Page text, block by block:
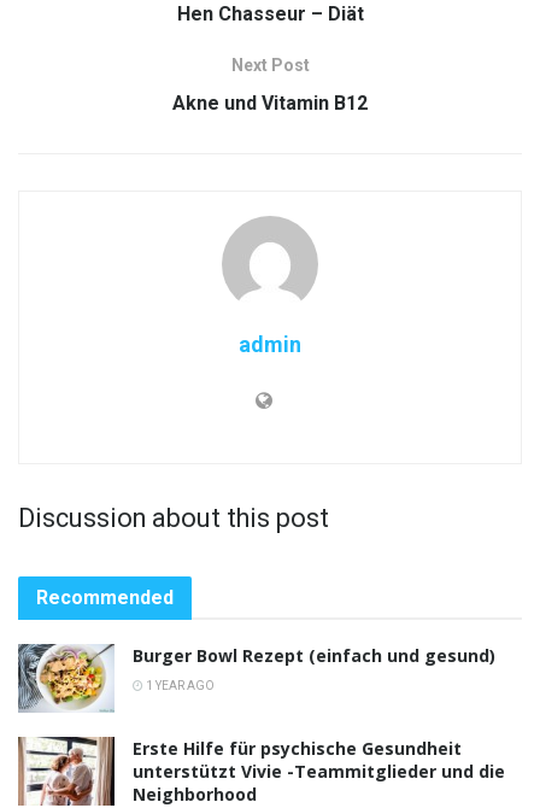
Hen Chasseur – Diät
Next Post
Akne und Vitamin B12
admin
Discussion about this post
Recommended
Burger Bowl Rezept (einfach und gesund)
1 YEAR AGO
Erste Hilfe für psychische Gesundheit
unterstützt Vivie -Teammitglieder und die
Neighborhood